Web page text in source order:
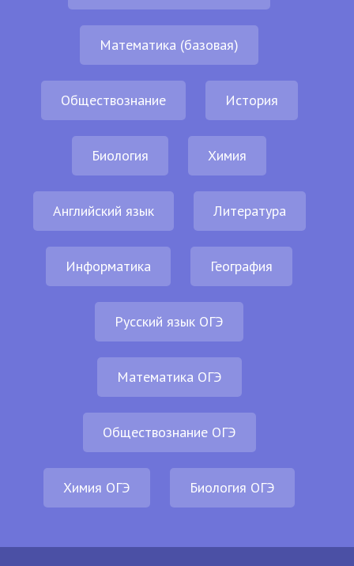
Математика (базовая)
Обществознание История
Биология Химия
Английский язык Литература
Информатика География
Русский язык ОГЭ
Математика ОГЭ
Обществознание ОГЭ
Химия ОГЭ Биология ОГЭ